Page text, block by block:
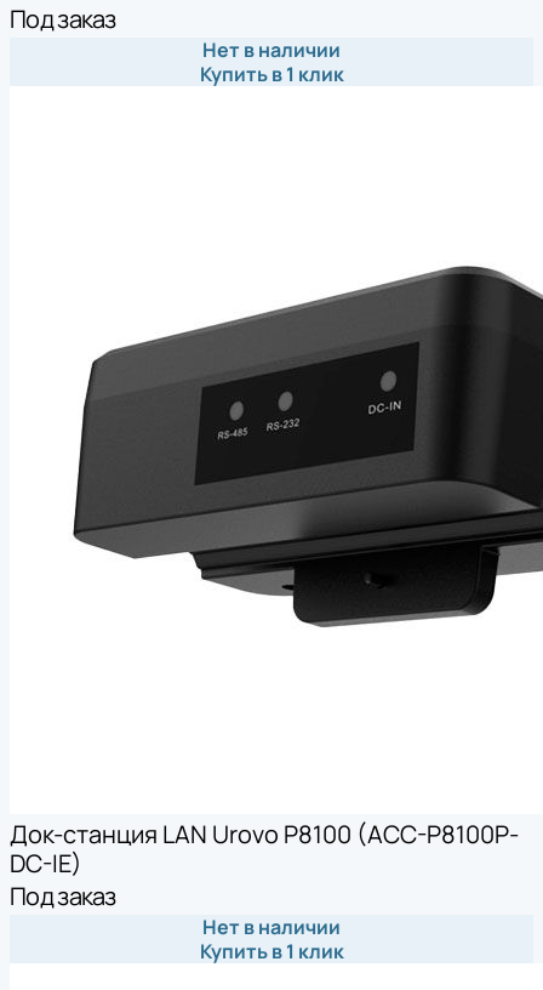
Под заказ
Нет в наличии
Купить в 1 клик
Док-станция LAN Urovo P8100 (ACC-P8100P-
DC-IE)
Под заказ
Нет в наличии
Купить в 1 клик